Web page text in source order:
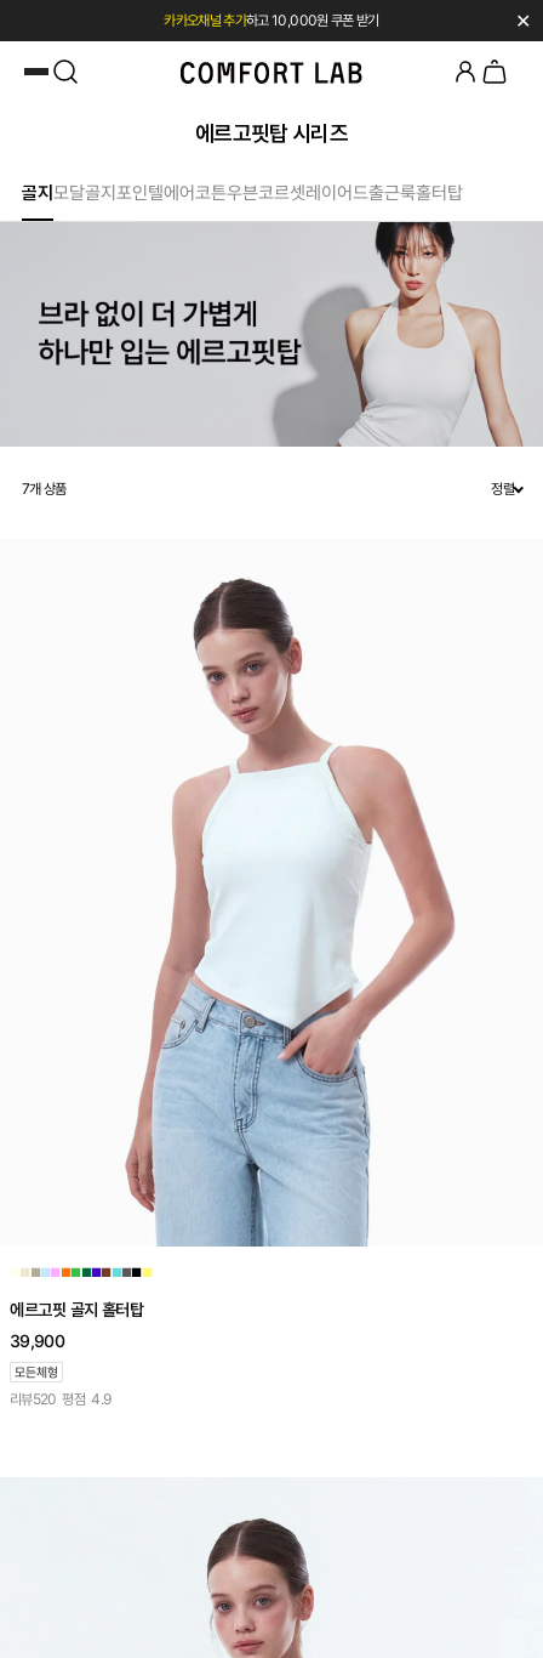
카카오채널 추가하고 10,000원 쿠폰 받기
첫 구매 시 베스트셀러 50% 즉시 할인
✕
에르고핏탑 시리즈
골지모달골지포인텔에어코튼우븐코르셋레이어드출근룩홀터탑
7개 상품 정렬
■■■■■■■■■■■■■
에르고핏 골지 홀터탑
39,900
리뷰520 평점 4.9